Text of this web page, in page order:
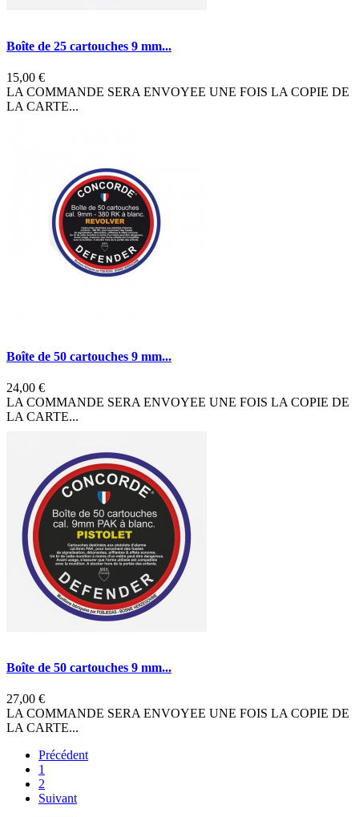
Boîte de 25 cartouches 9 mm...
15,00 €
LA COMMANDE SERA ENVOYEE UNE FOIS LA COPIE DE
LA CARTE...
Boîte de 50 cartouches 9 mm...
24,00 €
LA COMMANDE SERA ENVOYEE UNE FOIS LA COPIE DE
LA CARTE...
Boîte de 50 cartouches 9 mm...
27,00 €
LA COMMANDE SERA ENVOYEE UNE FOIS LA COPIE DE
LA CARTE...
Précédent
1
2
Suivant